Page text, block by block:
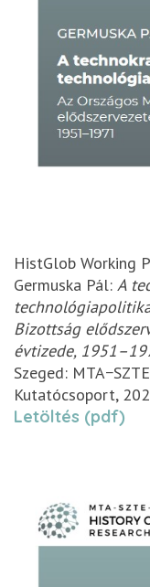
HistGlob Working
Germuska Pál: A
Bizottság
évtizede,
Szeged:
Kutatócsoport,
Letöltés (pdf)